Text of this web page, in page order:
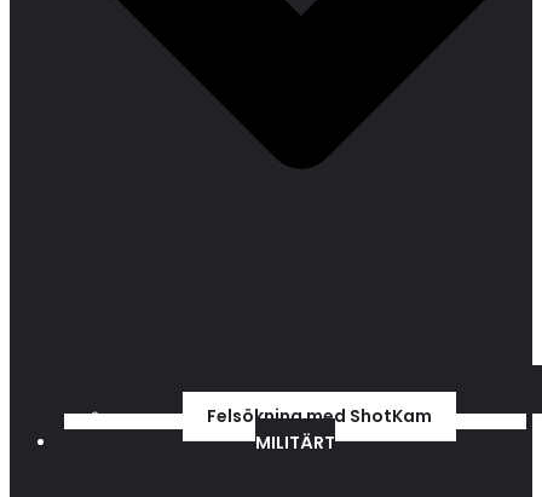
Felsökning med ShotKam
MILITÄRT